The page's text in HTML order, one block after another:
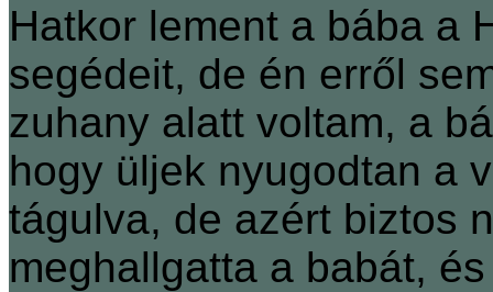
Hatkor lement a bába a
segédeit, de én erről
zuhany alatt voltam, a
hogy üljek nyugodtan a
tágulva, de azért biztos
meghallgatta a babát,